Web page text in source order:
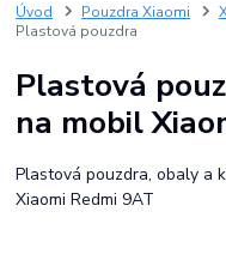
Úvod Pouzdra Xiaomi
Plastová pouzdra
Plastová
na mobil
Plastová pouzdra, obaly a
Xiaomi Redmi 9AT